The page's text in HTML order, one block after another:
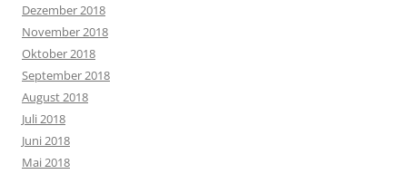
Dezember 2018
November 2018
Oktober 2018
September 2018
August 2018
Juli 2018
Juni 2018
Mai 2018